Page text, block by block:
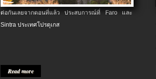
ต่อกันเลยจากตอนที่แล้ว ประสบการณ์ที่ Faro และ
Sintra ประเทศโปรตุเกส
Read more